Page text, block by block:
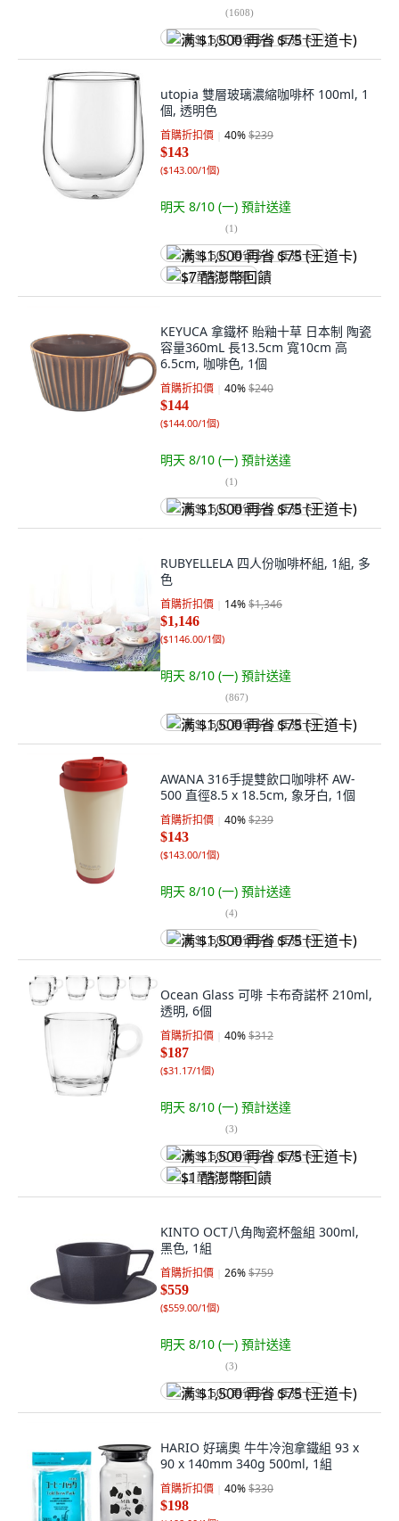
(1608)
满 $1,500 再省 $75 (王道卡)
utopia 雙層玻璃濃縮咖啡杯 100ml, 1
個, 透明色
首購折扣價 40%$239
$143
($143.00/1個)
明天 8/10 (一) 預計送達
(1)
满 $1,500 再省 $75 (王道卡)
$7 酷澎幣回饋
KEYUCA 拿鐵杯 貽釉十草 日本制 陶瓷
容量360mL 長13.5cm 寬10cm 高
6.5cm, 咖啡色, 1個
首購折扣價 40%$240
$144
($144.00/1個)
明天 8/10 (一) 預計送達
(1)
满 $1,500 再省 $75 (王道卡)
RUBYELLELA 四人份咖啡杯組, 1組, 多
色
首購折扣價 14%$1,346
$1,146
($1146.00/1個)
明天 8/10 (一) 預計送達
(867)
满 $1,500 再省 $75 (王道卡)
AWANA 316手提雙飲口咖啡杯 AW-
500 直徑8.5 x 18.5cm, 象牙白, 1個
首購折扣價 40%$239
$143
($143.00/1個)
明天 8/10 (一) 預計送達
(4)
满 $1,500 再省 $75 (王道卡)
Ocean Glass 可啡 卡布奇諾杯 210ml,
透明, 6個
首購折扣價 40%$312
$187
($31.17/1個)
明天 8/10 (一) 預計送達
(3)
满 $1,500 再省 $75 (王道卡)
$1 酷澎幣回饋
KINTO OCT八角陶瓷杯盤組 300ml,
黑色, 1組
首購折扣價 26%$759
$559
($559.00/1個)
明天 8/10 (一) 預計送達
(3)
满 $1,500 再省 $75 (王道卡)
HARIO 好璃奧 牛牛冷泡拿鐵組 93 x
90 x 140mm 340g 500ml, 1組
首購折扣價 40%$330
$198